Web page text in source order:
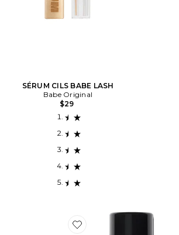
SÉRUM CILS BABE LASH
Babe Original
$29
Favorite CRÈME POUR LES